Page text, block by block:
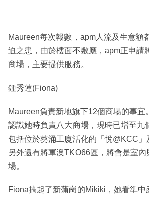
Maureen每次報數，apm人流及生意額
迫之患，由於樓面不敷應，apm正申請
商場，主要提供服務。
鍾秀蓮(Fiona)
Maureen負責新地旗下12個商場的事宜
認識她時負責八大商場，現時已增至九
包括位於葵涌工廈活化的「悅@KCC」
另外還有將軍澳TKO66區，將會是室
場。
Fiona搞起了新蒲崗的Mikiki，她看準中